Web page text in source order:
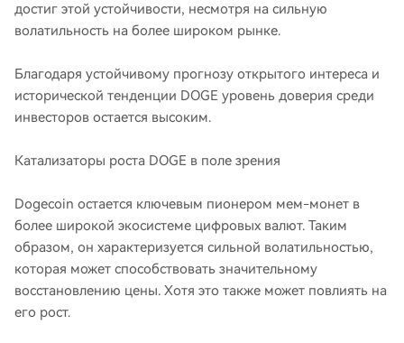
достиг этой устойчивости, несмотря на сильную
волатильность на более широком рынке.
Благодаря устойчивому прогнозу открытого интереса и
исторической тенденции DOGE уровень доверия среди
инвесторов остается высоким.
Катализаторы роста DOGE в поле зрения
Dogecoin остается ключевым пионером мем-монет в
более широкой экосистеме цифровых валют. Таким
образом, он характеризуется сильной волатильностью,
которая может способствовать значительному
восстановлению цены. Хотя это также может повлиять на
его рост.